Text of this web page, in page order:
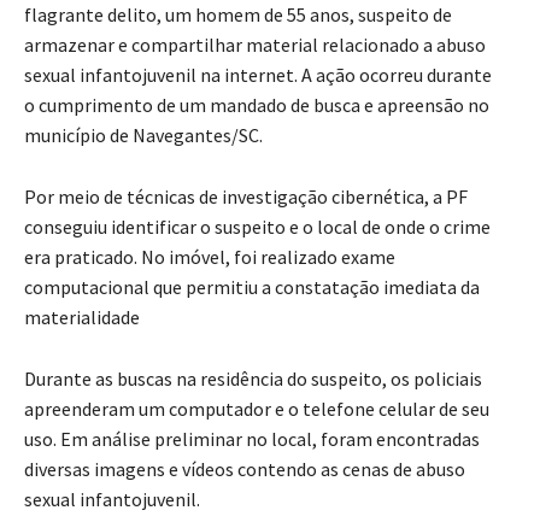
flagrante delito, um homem de 55 anos, suspeito de
armazenar e compartilhar material relacionado a abuso
sexual infantojuvenil na internet. A ação ocorreu durante
o cumprimento de um mandado de busca e apreensão no
município de Navegantes/SC.
Por meio de técnicas de investigação cibernética, a PF
conseguiu identificar o suspeito e o local de onde o crime
era praticado. No imóvel, foi realizado exame
computacional que permitiu a constatação imediata da
materialidade
Durante as buscas na residência do suspeito, os policiais
apreenderam um computador e o telefone celular de seu
uso. Em análise preliminar no local, foram encontradas
diversas imagens e vídeos contendo as cenas de abuso
sexual infantojuvenil.